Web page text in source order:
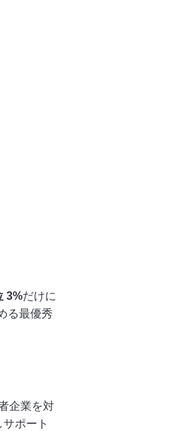
3%だけに
る最優秀
企業を対
ポート